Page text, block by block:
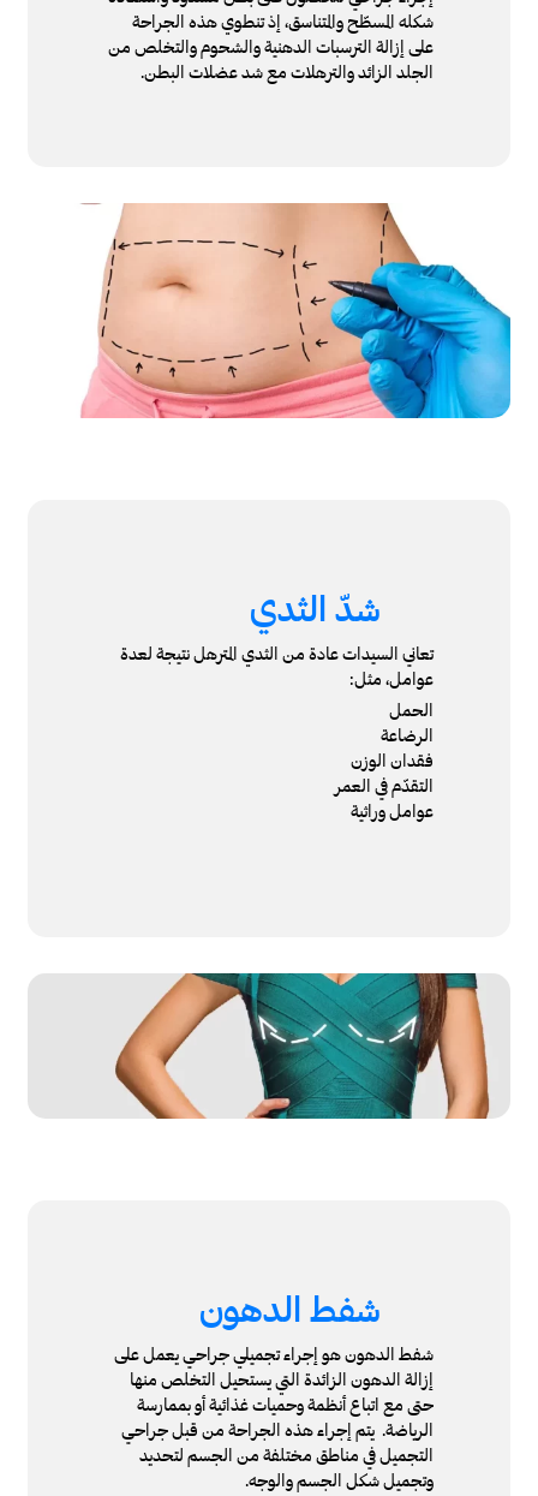
شكله المسطّح والمتناسق، إذ تنطوي هذه الجراحة
على إزالة الترسبات الدهنية والشحوم والتخلص من
الجلد الزائد والترهلات مع شد عضلات البطن.
شدّ الثدي
تعاني السيدات عادة من الثدي المترهل نتيجة لعدة
عوامل، مثل:
الحمل
الرضاعة
فقدان الوزن
التقدّم في العمر
عوامل وراثية
شفط الدهون
شفط الدهون هو إجراء تجميلي جراحي يعمل على
إزالة الدهون الزائدة التي يستحيل التخلص منها
حتى مع اتباع أنظمة وحميات غذائية أو بممارسة
الرياضة. يتم إجراء هذه الجراحة من قبل جراحي
التجميل في مناطق مختلفة من الجسم لتحديد
وتجميل شكل الجسم والوجه.